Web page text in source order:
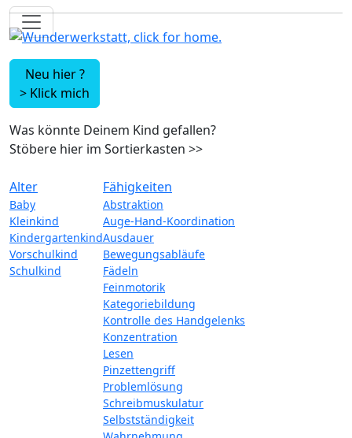
Neu hier ?
> Klick mich
Was könnte Deinem Kind gefallen?
Stöbere hier im Sortierkasten >>
Alter
Baby
Kleinkind
Kindergartenkind
Vorschulkind
Schulkind
Fähigkeiten
Abstraktion
Auge-Hand-Koordination
Ausdauer
Bewegungsabläufe
Fädeln
Feinmotorik
Kategoriebildung
Kontrolle des Handgelenks
Konzentration
Lesen
Pinzettengriff
Problemlösung
Schreibmuskulatur
Selbstständigkeit